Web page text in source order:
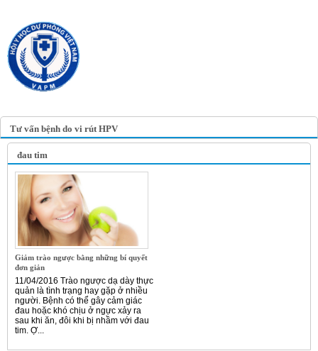
Tư vấn bệnh do vi rút HPV
đau tim
Giảm trào ngược bằng những bí quyết
đơn giản
11/04/2016 Trào ngược dạ dày thực
quản là tình trạng hay gặp ở nhiều
người. Bệnh có thể gây cảm giác
đau hoặc khó chịu ở ngực xảy ra
sau khi ăn, đôi khi bị nhầm với đau
tim. Ợ...